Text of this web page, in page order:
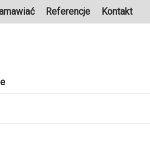
Referencje Kontakt